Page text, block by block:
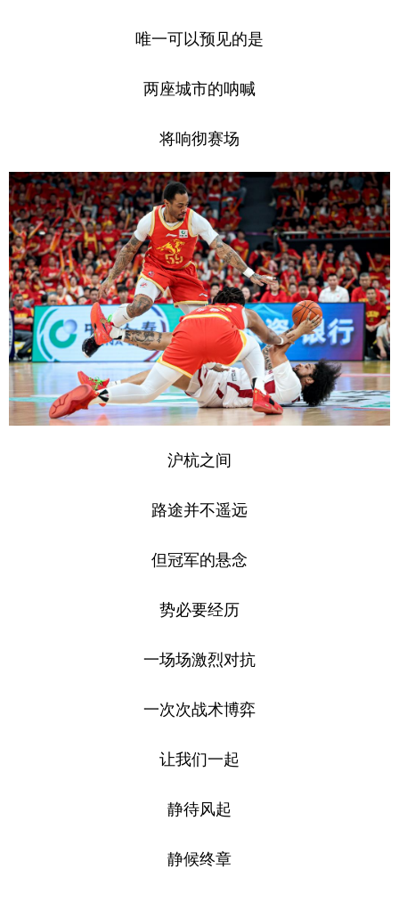
唯一可以预见的是
两座城市的呐喊
将响彻赛场
沪杭之间
路途并不遥远
但冠军的悬念
势必要经历
一场场激烈对抗
一次次战术博弈
让我们一起
静待风起
静候终章